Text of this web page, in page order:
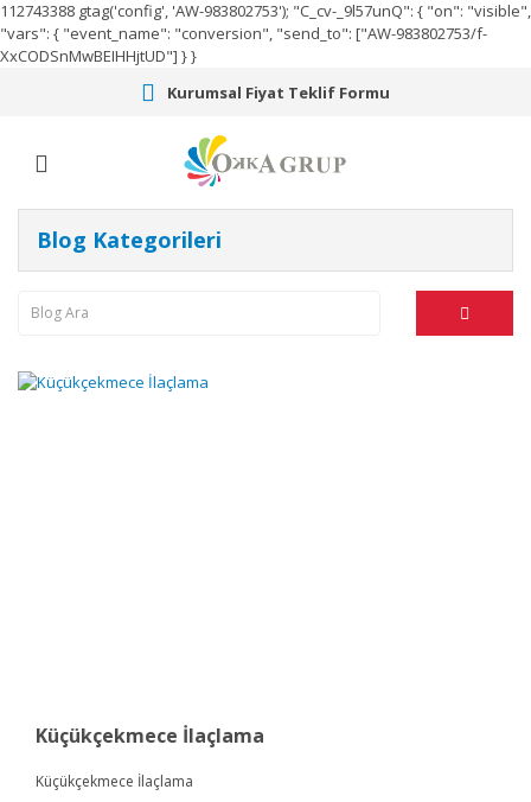
112743388 gtag('config', 'AW-983802753'); "C_cv-_9l57unQ": { "on": "visible",
"vars": { "event_name": "conversion", "send_to": ["AW-983802753/f-
XxCODSnMwBEIHHjtUD"] } }
Kurumsal Fiyat Teklif Formu
Blog Kategorileri
Küçükçekmece İlaçlama
Küçükçekmece İlaçlama